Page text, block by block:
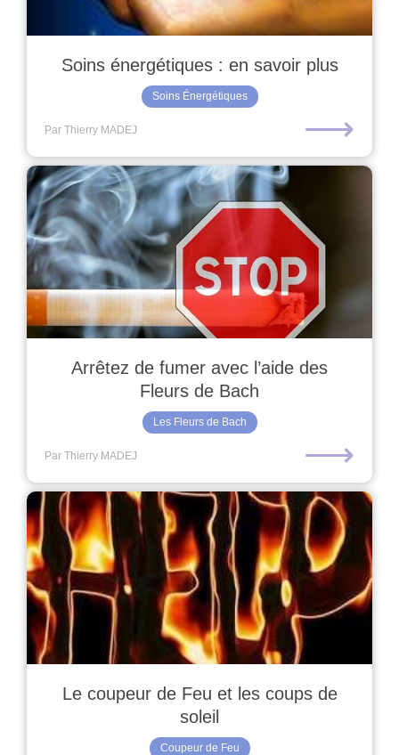
Soins énergétiques : en savoir plus
Soins Énergétiques
Par Thierry MADEJ ⟶
Arrêtez de fumer avec l’aide des
Fleurs de Bach
Les Fleurs de Bach
Par Thierry MADEJ ⟶
Le coupeur de Feu et les coups de
soleil
Coupeur de Feu